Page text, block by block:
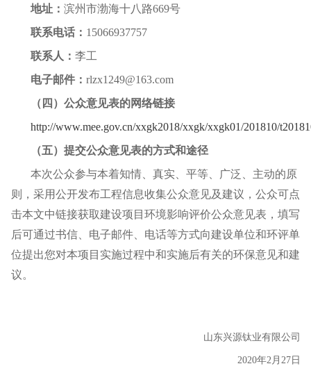
地址： 滨州市渤海十八路669号
联系电话： 15066937757
联系人： 李工
电子邮件： rlzx1249@163.com
（四）公众意见表的网络链接
http://www.mee.gov.cn/xxgk2018/xxgk/xxgk01/201810/
（五）提交公众意见表的方式和途径
本次公众参与本着知情、真实、平等、广泛、主动的原
则，采用公开发布工程信息收集公众意见及建议，公众可点
击本文中链接获取建设项目环境影响评价公众意见表，填写
后可通过书信、电子邮件、电话等方式向建设单位和环评单
位提出您对本项目实施过程中和实施后有关的环保意见和建
议。
山东兴源钛业有限公司
2020年2 月 27日